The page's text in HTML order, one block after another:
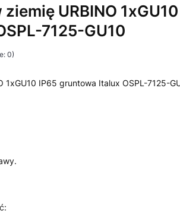
URBINO
7125-GU10
0)
1xGU10 IP65 gruntowa Italux OSPL-7125-